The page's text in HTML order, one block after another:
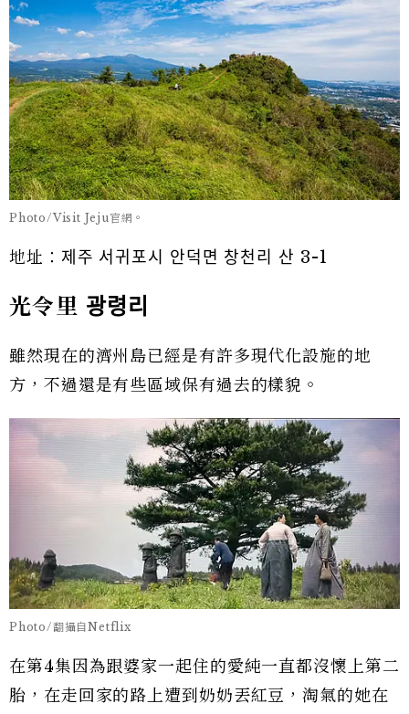
Photo/Visit Jeju官網。
地址：제주 서귀포시 안덕면 창천리 산 3-1
光令里 광령리
雖然現在的濟州島已經是有許多現代化設施的地
方，不過還是有些區域保有過去的樣貌。
Photo/翻攝自Netflix
在第4集因為跟婆家一起住的愛純一直都沒懷上第二
胎，在走回家的路上遭到奶奶丟紅豆，淘氣的她在